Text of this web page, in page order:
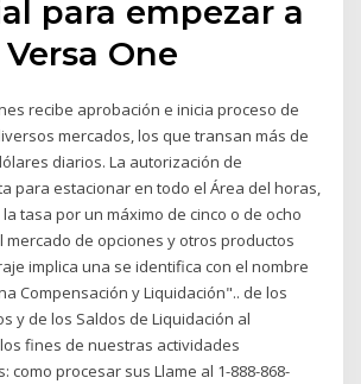
para empezar a
One
recibe aprobación e inicia proceso de
mercados, los que transan más de
diarios. La autorización de
para estacionar en todo el Área del horas,
tasa por un máximo de cinco o de ocho
mercado de opciones y otros productos
implica una se identifica con el nombre
Compensación y Liquidación".. de los
y de los Saldos de Liquidación al
fines de nuestras actividades
como procesar sus Llame al 1-888-868-